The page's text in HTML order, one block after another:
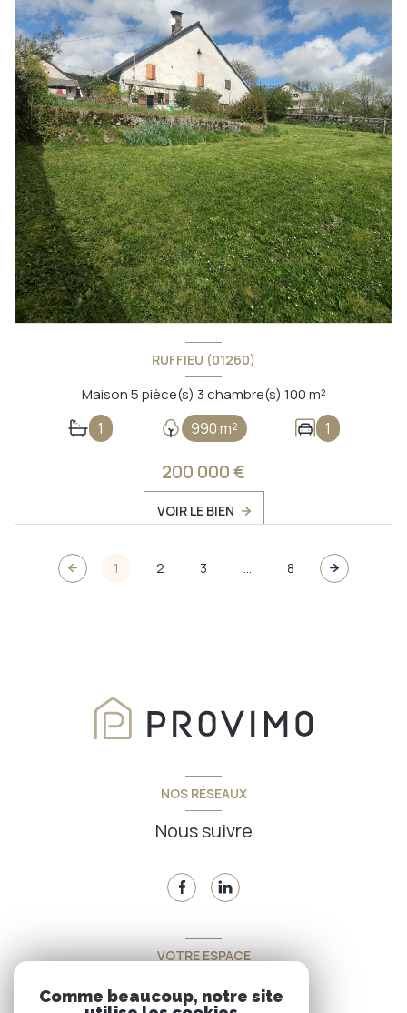
RUFFIEU (01260)
Maison 5 pièce(s) 3 chambre(s) 100 m²
1 990 m² 1
200 000 €
VOIR LE BIEN
1 2 3 8
NOS RÉSEAUX
Nous suivre
VOTRE ESPACE
Espace propriétaire
Comme beaucoup, notre site